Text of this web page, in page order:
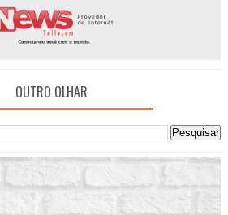
OUTRO OLHAR